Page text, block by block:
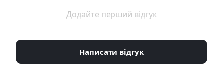
Додайте перший відгук
Написати відгук